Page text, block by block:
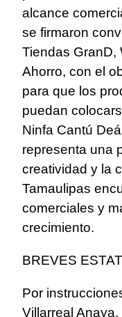
alcance
se firmaron
Tiendas GranD,
Ahorro, con el
para que los
puedan
Ninfa Cantú
representa una
creatividad y la
Tamaulipas
comerciales y
crecimiento.
BREVES
Por
Villarreal